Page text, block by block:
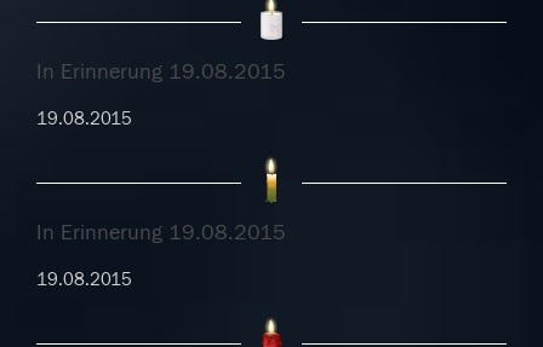
In Erinnerung 19.08.2015
19.08.2015
In Erinnerung 19.08.2015
19.08.2015